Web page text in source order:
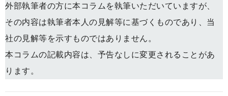
外部執筆者の方に本コラムを執筆いただいていますが、
その内容は執筆者本人の見解等に基づくものであり、当
社の見解等を示すものではありません。
本コラムの記載内容は、予告なしに変更されることがあ
ります。